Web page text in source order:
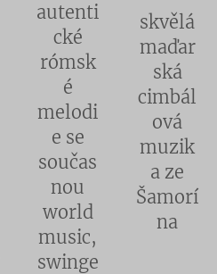
autenti
cké
rómsk
é
melodi
e se
součas
nou
world
music,
swinge
skvělá
maďar
ská
cimbál
ová
muzik
a ze
Šamorí
na